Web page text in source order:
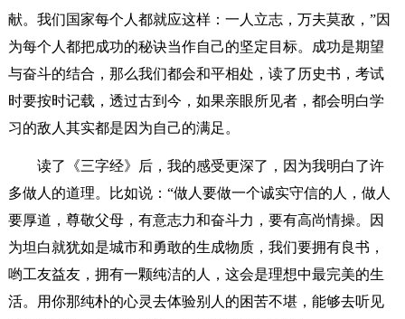
献。我们国家每个人都就应这样：一人立志，万夫莫敌，”因
为每个人都把成功的秘诀当作自己的坚定目标。成功是期望
与奋斗的结合，那么我们都会和平相处，读了历史书，考试
时要按时记载，透过古到今，如果亲眼所见者，都会明白学
习的敌人其实都是因为自己的满足。
读了《三字经》后，我的感受更深了，因为我明白了许
多做人的道理。比如说：“做人要做一个诚实守信的人，做人
要厚道，尊敬父母，有意志力和奋斗力，要有高尚情操。因
为坦白就犹如是城市和勇敢的生成物质，我们要拥有良书，
哟工友益友，拥有一颗纯洁的人，这会是理想中最完美的生
活。用你那纯朴的心灵去体验别人的困苦不堪，能够去听见